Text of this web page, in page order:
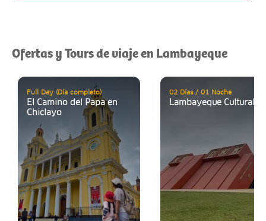
Ofertas y Tours de viaje en Lambayeque
Full Day (Día completo)
El Camino del Papa en
Chiclayo
02 Días / 01 Noche
Lambayeque Cultural